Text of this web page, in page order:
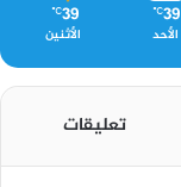
39
℃
الأحد
39
℃
الأثنين
تعليقات